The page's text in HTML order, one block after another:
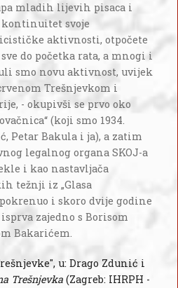
mladih lijevih pisaca i
kontinuitet svoje
aktivnosti, otpočete
do početka rata, a mnogi i
smo novu aktivnost, uvijek
Trešnjevkom i
- okupivši se prvo oko
(koji smo 1934.
Petar Bakula i ja), a zatim
legalnog organa SKOJ-a
i kao nastavljača
težnji iz „Glasa
i skoro dvije godine
zajedno s Borisom
Bakarićem.
u: Drago Zdunić i
Trešnjevka (Zagreb: IHRPH -